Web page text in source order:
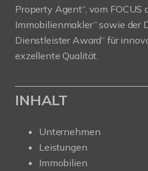
Property Agent“, vom FOCUS
Immobilienmakler“ sowie der
Dienstleister Award“ für
exzellente Qualität.
INHALT
Unternehmen
Leistungen
Immobilien